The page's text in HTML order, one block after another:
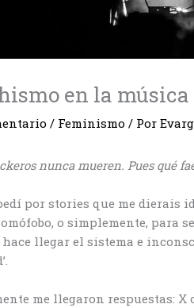
en la música
/ Feminismo / Por
nunca mueren. Pues qué
por stories que me dierais
o simplemente, para
llegar el sistema e
me llegaron respuestas: X